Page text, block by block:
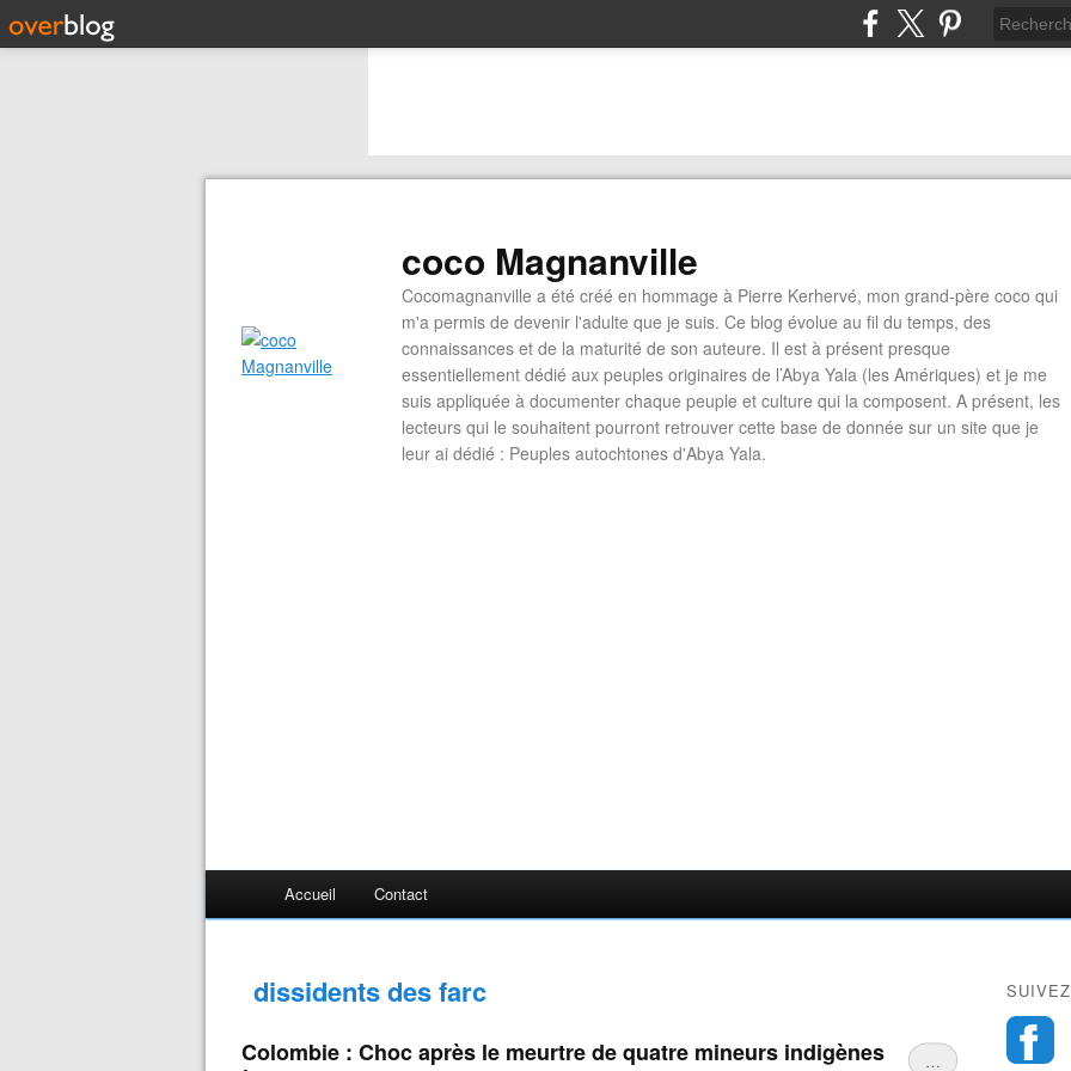
coco Magnanville
Cocomagnanville a été créé en hommage à Pierre Kerhervé, mon grand-père coco qui
m'a permis de devenir l'adulte que je suis. Ce blog évolue au fil du temps, des
connaissances et de la maturité de son auteure. Il est à présent presque
essentiellement dédié aux peuples originaires de l’Abya Yala (les Amériques) et je me
suis appliquée à documenter chaque peuple et culture qui la composent. A présent, les
lecteurs qui le souhaitent pourront retrouver cette base de donnée sur un site que je
leur ai dédié : Peuples autochtones d'Abya Yala.
Accueil Contact
dissidents des farc
…
Colombie : Choc après le meurtre de quatre mineurs indigènes